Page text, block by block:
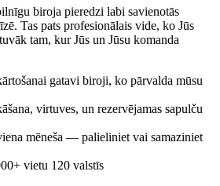
biroja pieredzi labi savienotās
Tas pats profesionālais vide, ko Jūs
tam, kur Jūs un Jūsu komanda
gatavi biroji, ko pārvalda mūsu
virtuves, un rezervējamas sapulču
mēneša — palieliniet vai samaziniet
vietu 120 valstīs